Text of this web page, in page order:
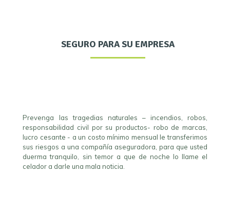
SEGURO PARA SU EMPRESA
Prevenga las tragedias naturales – incendios, robos,
responsabilidad civil por su productos- robo de marcas,
lucro cesante - a un costo mínimo mensual le transferimos
sus riesgos a una compañía aseguradora, para que usted
duerma tranquilo, sin temor a que de noche lo llame el
celador a darle una mala noticia.